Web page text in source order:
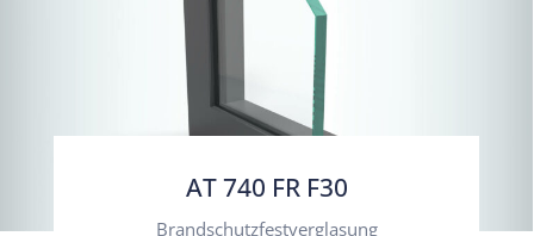
AT 740 FR F30
Brandschutzfestverglasung